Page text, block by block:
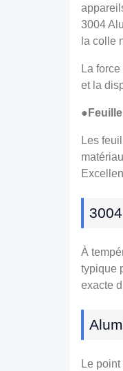
3004
la colle
La
et la
Les
À
typique
exacte
Le